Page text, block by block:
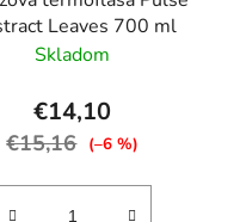
Leaves 700 ml
Skladom
€14,10
€15,16 (–6 %)